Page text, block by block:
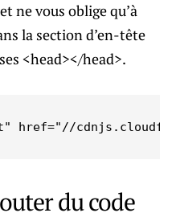
ne vous oblige qu’à
la section d’en-tête
<head></head>.
href="//
du code